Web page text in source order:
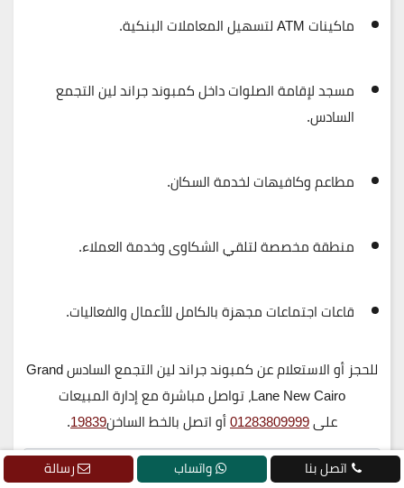
ماكينات ATM لتسهيل المعاملات البنكية.
مسجد لإقامة الصلوات داخلكمبوندجراند لين التجمع
السادس.
مطاعم وكافيهات لخدمة السكان.
منطقة مخصصة لتلقي الشكاوى وخدمة العملاء.
قاعات اجتماعات مجهزة بالكامل للأعمال والفعاليات.
للحجز أو الاستعلام عن كمبوند جراند لين التجمع السادس Grand
Lane New Cairo، تواصل مباشرة مع إدارة المبيعات
على01283809999أو اتصل بالخط الساخن19839
.
لماذا يُعد الاستثمار في كمبوند جراند لين التجمع
اتصل بنا واتساب رسالة